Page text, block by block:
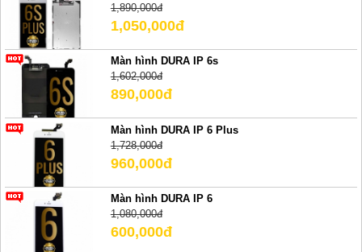
1,890,000đ
1,050,000đ
Màn hình DURA IP 6s
1,602,000đ
890,000đ
Màn hình DURA IP 6 Plus
1,728,000đ
960,000đ
Màn hình DURA IP 6
1,080,000đ
600,000đ